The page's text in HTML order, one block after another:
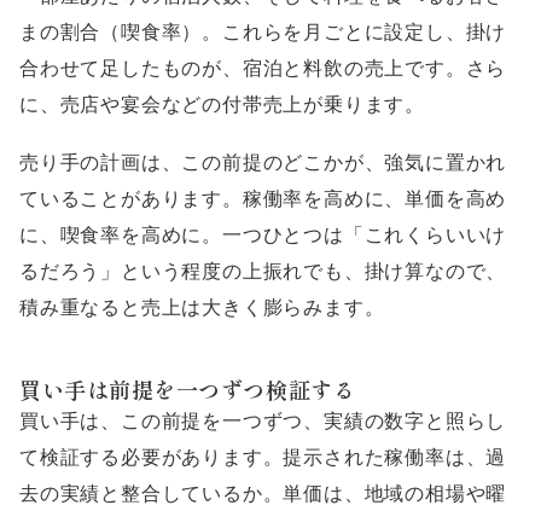
まの割合（喫食率）。これらを月ごとに設定し、掛け
合わせて足したものが、宿泊と料飲の売上です。さら
に、売店や宴会などの付帯売上が乗ります。
売り手の計画は、この前提のどこかが、強気に置かれ
ていることがあります。稼働率を高めに、単価を高め
に、喫食率を高めに。一つひとつは「これくらいいけ
るだろう」という程度の上振れでも、掛け算なので、
積み重なると売上は大きく膨らみます。
買い手は前提を一つずつ検証する
買い手は、この前提を一つずつ、実績の数字と照らし
て検証する必要があります。提示された稼働率は、過
去の実績と整合しているか。単価は、地域の相場や曜